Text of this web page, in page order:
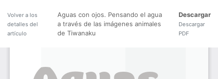
Volver a los
detalles del
artículo
Aguas con ojos. Pensando el agua
a través de las imágenes animales
de Tiwanaku
Descargar
Descargar
PDF